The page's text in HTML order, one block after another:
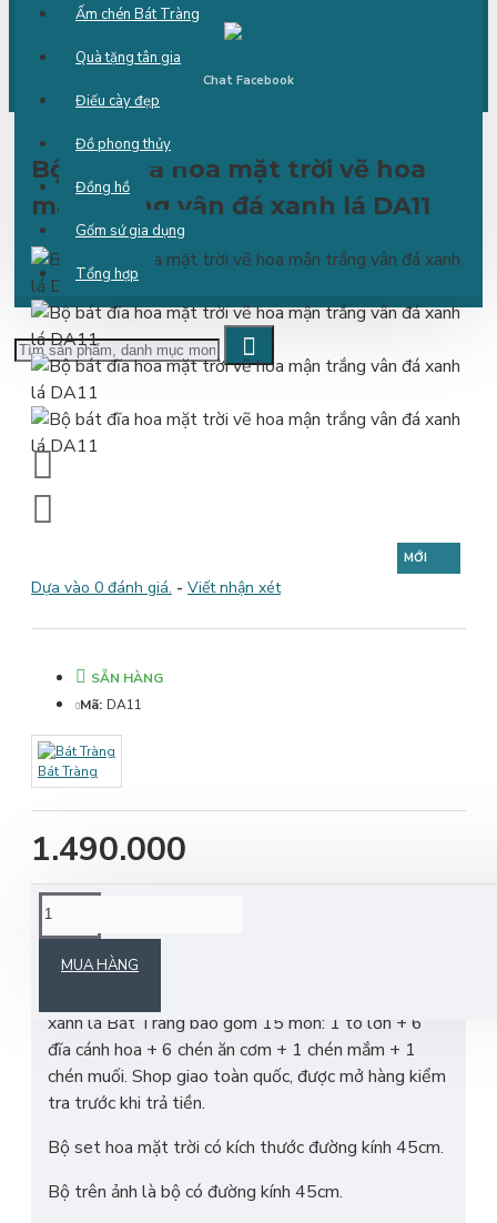
Ấm chén Bát Tràng
Quà tặng tân gia
Điếu cày đẹp
Đồ phong thủy
Đồng hồ
Gốm sứ gia dụng
Tổng hợp
Chat Facebook
Bộ bát đĩa hoa mặt trời vẽ hoa
mận trắng vân đá xanh lá DA11
MỚI
Dựa vào 0 đánh giá. - Viết nhận xét
1.490.000
SẴN HÀNG
Mã: DA11
Bát Tràng
MUA HÀNG
xanh lá Bát Tràng bao gồm 15 món: 1 tô lớn + 6
đĩa cánh hoa + 6 chén ăn cơm + 1 chén mắm + 1
chén muối. Shop giao toàn quốc, được mở hàng kiểm
tra trước khi trả tiền.
Bộ set hoa mặt trời có kích thước đường kính 45cm.
Bộ trên ảnh là bộ có đường kính 45cm.